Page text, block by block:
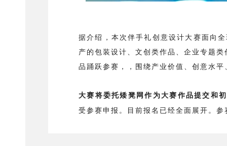
据介绍，本次伴手礼创意设计大赛面向
产的包装设计、文创类作品、企业专题
品踊跃参赛，，围绕产业价值、创意水
大赛将委托矮凳网作为大赛作品提交和
受参赛申报。目前报名已经全面展开。参